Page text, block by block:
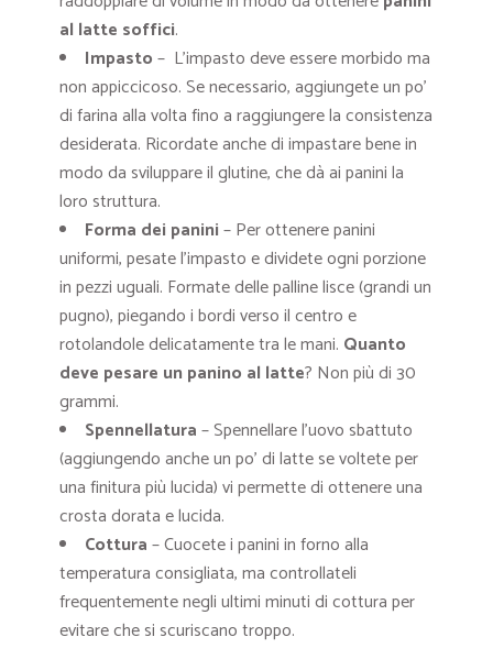
al latte soffici.
Impasto– L’impasto deve essere morbido ma
non appiccicoso. Se necessario, aggiungete un po’
di farina alla volta fino a raggiungere la consistenza
desiderata. Ricordate anche di impastare bene in
modo da sviluppare il glutine, che dà ai panini la
loro struttura.
Forma dei panini– Per ottenere panini
uniformi, pesate l’impasto e dividete ogni porzione
in pezzi uguali. Formate delle palline lisce (grandi un
pugno), piegando i bordi verso il centro e
rotolandole delicatamente tra le mani. Quanto
deve pesare un panino al latte? Non più di 30
grammi.
Spennellatura– Spennellare l’uovo sbattuto
(aggiungendo anche un po’ di latte se voltete per
una finitura più lucida) vi permette di ottenere una
crosta dorata e lucida.
Cottura– Cuocete i panini in forno alla
temperatura consigliata, ma controllateli
frequentemente negli ultimi minuti di cottura per
evitare che si scuriscano troppo.